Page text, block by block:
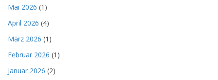
Mai 2026 (1)
April 2026 (4)
März 2026 (1)
Februar 2026 (1)
Januar 2026 (2)